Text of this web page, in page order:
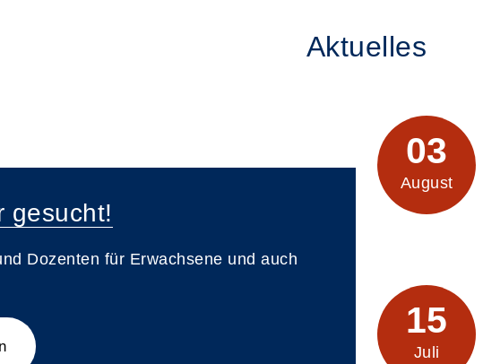
Aktuelles
gesucht!
Dozenten für Erwachsene und auch
03
August
15
Juli